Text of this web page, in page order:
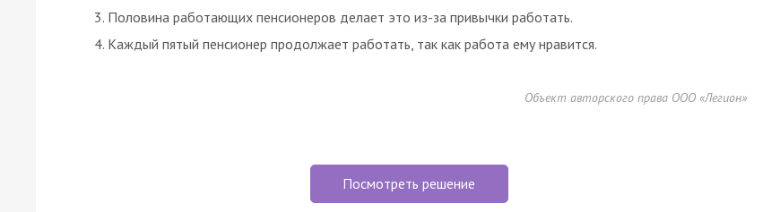
Половина работающих пенсионеров делает это из-за привычки работать.
Каждый пятый пенсионер продолжает работать, так как работа ему нравится.
Объект авторского права ООО «Легион»
Посмотреть решение